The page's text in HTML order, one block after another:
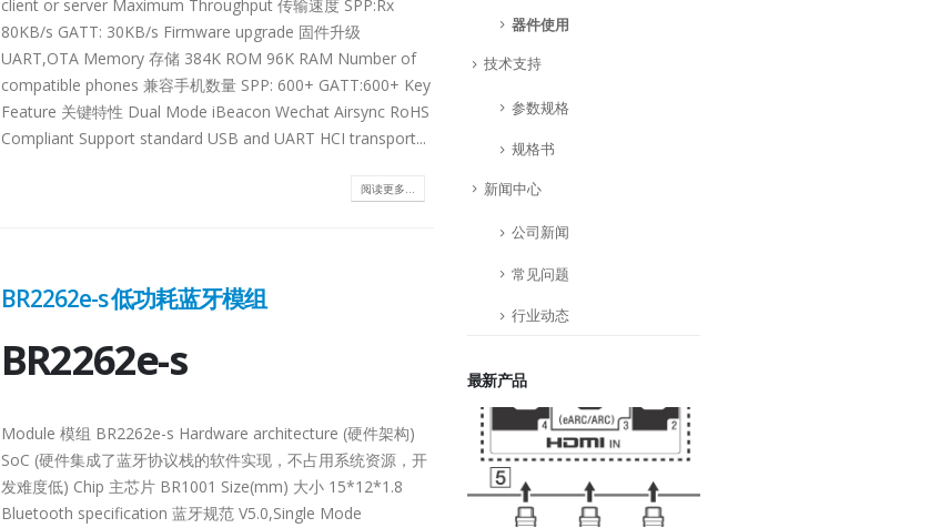
client or server Maximum Throughput 传输速度 SPP:Rx
80KB/s GATT: 30KB/s Firmware upgrade 固件升级
UART,OTA Memory 存储 384K ROM 96K RAM Number of
compatible phones 兼容手机数量 SPP: 600+ GATT:600+ Key
Feature 关键特性 Dual Mode iBeacon Wechat Airsync RoHS
Compliant Support standard USB and UART HCI transport...
阅读更多...
BR2262e-s 低功耗蓝牙模组
BR2262e-s
Module 模组 BR2262e-s Hardware architecture (硬件架构)
SoC (硬件集成了蓝牙协议栈的软件实现，不占用系统资源，开
发难度低) Chip 主芯片 BR1001 Size(mm) 大小 15*12*1.8
Bluetooth specification 蓝牙规范 V5.0,Single Mode
器件使用
技术支持
参数规格
规格书
新闻中心
公司新闻
常见问题
行业动态
最新产品